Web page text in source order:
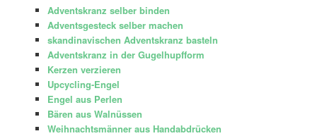
Adventskranz selber binden
Adventsgesteck selber machen
skandinavischen Adventskranz basteln
Adventskranz in der Gugelhupfform
Kerzen verzieren
Upcycling-Engel
Engel aus Perlen
Bären aus Walnüssen
Weihnachtsmänner aus Handabdrücken